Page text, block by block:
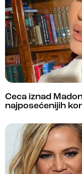
Ceca iznad
najposećenijih